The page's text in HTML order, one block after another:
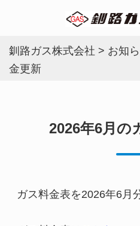
釧路ガス株式会社 > お知
金更新
2026年6月の
ガス料金表を2026年6月